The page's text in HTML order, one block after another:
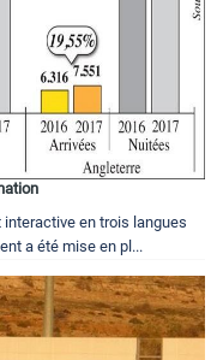
interactive en trois langues
a été mise en pl...